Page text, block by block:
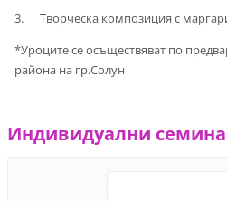
3. Творческа композиция с
*Уроците се осъществяват по
района на гр.Солун
Индивидуални